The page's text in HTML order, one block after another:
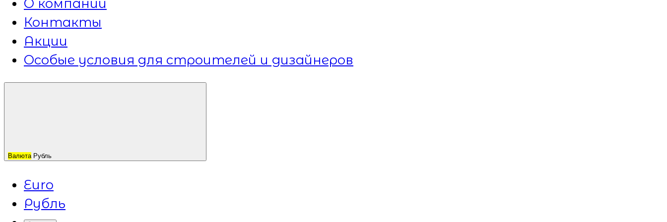
О компании
Контакты
Акции
Особые условия для строителей и дизайнеров
Валюта Рубль
Euro
Рубль